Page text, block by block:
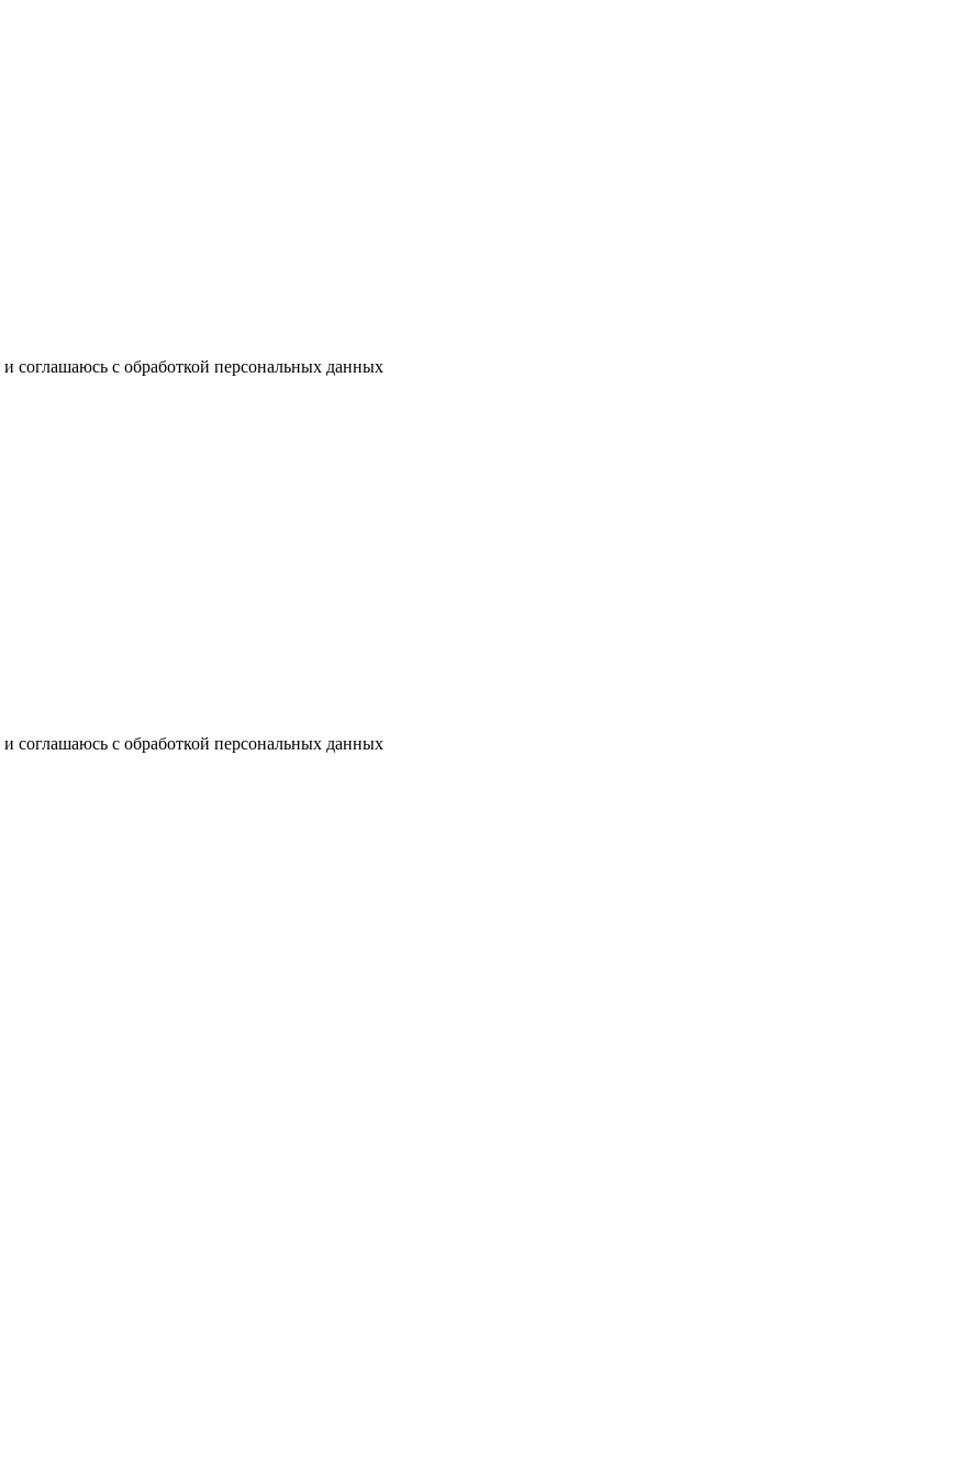
и соглашаюсь с обработкой персональных данных
и соглашаюсь с обработкой персональных данных